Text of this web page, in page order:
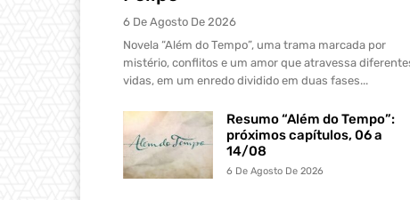
6 De Agosto De 2026
Novela “Além do Tempo”, uma trama marcada por
mistério, conflitos e um amor que atravessa
vidas, em um enredo dividido em duas fases...
Resumo “Além do Tempo”:
próximos capítulos, 06 a
14/08
6 De Agosto De 2026